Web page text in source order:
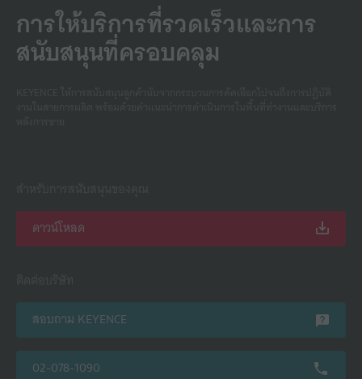
การให้บริการที่รวดเร็วและการ
สนับสนุนที่ครอบคลุม
ดาวน์โหลด
สอบถาม KEYENCE
02-078-1090